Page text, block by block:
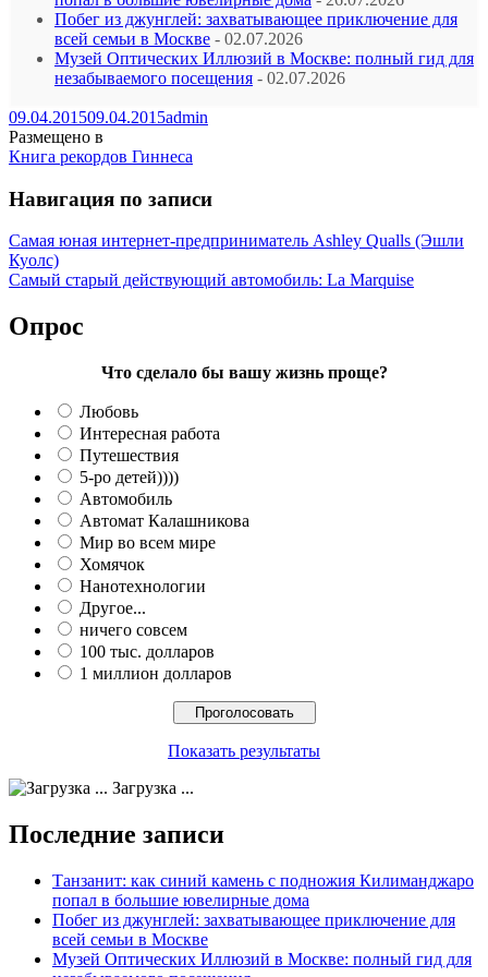
Побег из джунглей: захватывающее приключение для
всей семьи в Москве - 02.07.2026
Музей Оптических Иллюзий в Москве: полный гид для
незабываемого посещения - 02.07.2026
09.04.201509.04.2015admin
Размещено в
Книга рекордов Гиннеса
Навигация по записи
Самая юная интернет-предприниматель Ashley Qualls (Эшли
Куолс)
Самый старый действующий автомобиль: La Marquise
Опрос
Что сделало бы вашу жизнь проще?
Любовь
Интересная работа
Путешествия
5-ро детей))))
Автомобиль
Автомат Калашникова
Мир во всем мире
Хомячок
Нанотехнологии
Другое...
ничего совсем
100 тыс. долларов
1 миллион долларов
Показать результаты
Загрузка ...
Последние записи
Танзанит: как синий камень с подножия Килиманджаро
попал в большие ювелирные дома
Побег из джунглей: захватывающее приключение для
всей семьи в Москве
Музей Оптических Иллюзий в Москве: полный гид для